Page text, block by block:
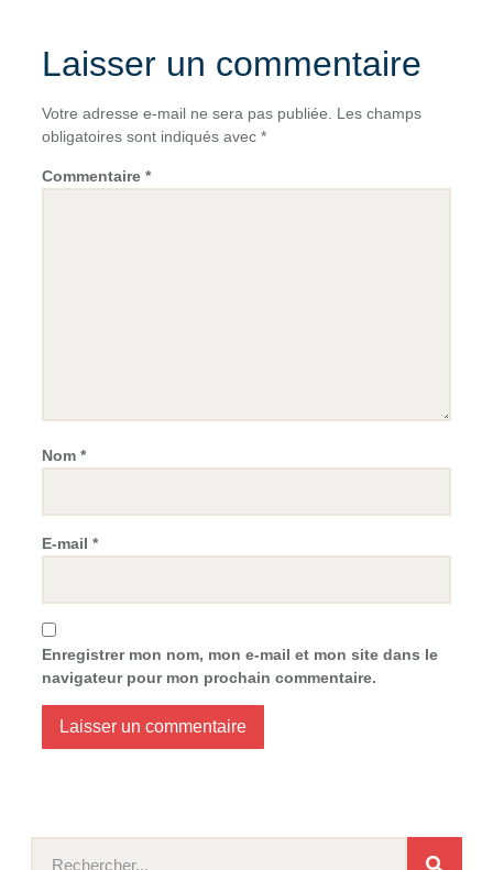
Laisser un commentaire
Votre adresse e-mail ne sera pas publiée.
Les champs
obligatoires sont indiqués avec *
Commentaire *
Nom *
E-mail *
Enregistrer mon nom, mon e-mail et mon site dans le
navigateur pour mon prochain commentaire.